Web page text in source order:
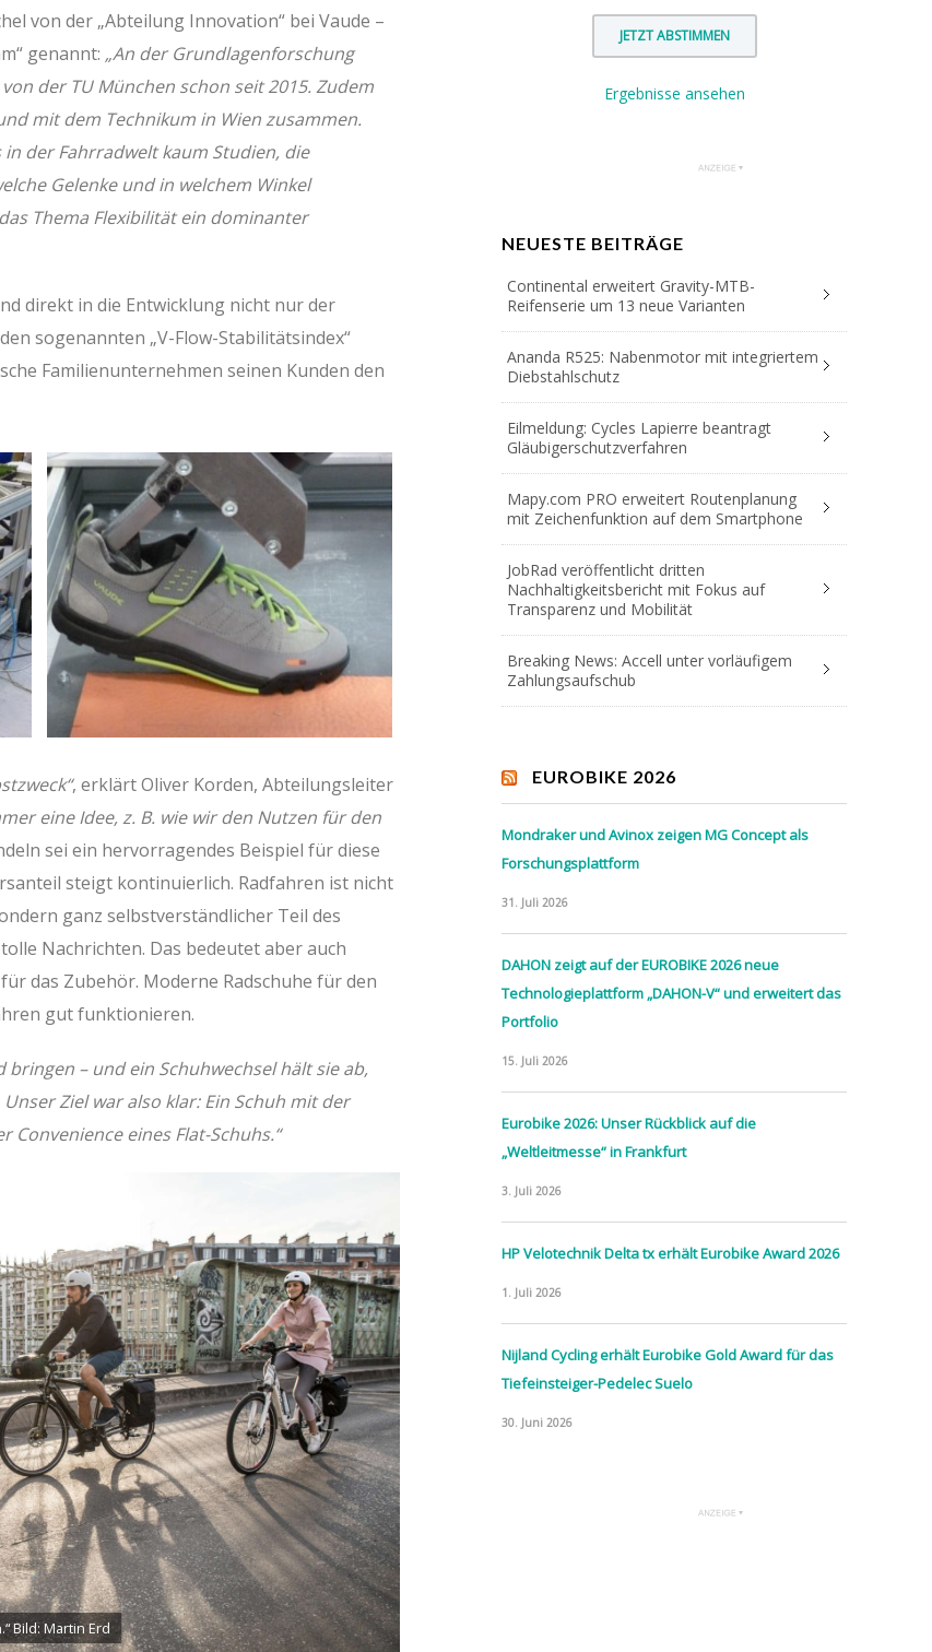
von der „Abteilung Innovation“ bei Vaude –
genannt: „An der Grundlagenforschung
der TU München schon seit 2015. Zudem
mit dem Technikum in Wien zusammen.
der Fahrradwelt kaum Studien, die
Gelenke und in welchem Winkel
Thema Flexibilität ein dominanter
direkt in die Entwicklung nicht nur der
sogenannten „V-Flow-Stabilitätsindex“
Familienunternehmen seinen Kunden den
, erklärt Oliver Korden, Abteilungsleiter
eine Idee, z. B. wie wir den Nutzen für den
sei ein hervorragendes Beispiel für diese
steigt kontinuierlich. Radfahren ist nicht
ganz selbstverständlicher Teil des
Nachrichten. Das bedeutet aber auch
das Zubehör. Moderne Radschuhe für den
gut funktionieren.
bringen – und ein Schuhwechsel hält sie ab,
Ziel war also klar: Ein Schuh mit der
Convenience eines Flat-Schuhs.“
Bild: Martin Erd
Ergebnisse ansehen
NEUESTE BEITRÄGE
Continental erweitert Gravity-MTB-
Reifenserie um 13 neue Varianten
Ananda R525: Nabenmotor mit integriertem
Diebstahlschutz
Eilmeldung: Cycles Lapierre beantragt
Gläubigerschutzverfahren
Mapy.com PRO erweitert Routenplanung
mit Zeichenfunktion auf dem Smartphone
JobRad veröffentlicht dritten
Nachhaltigkeitsbericht mit Fokus auf
Transparenz und Mobilität
Breaking News: Accell unter vorläufigem
Zahlungsaufschub
EUROBIKE 2026
Mondraker und Avinox zeigen MG Concept als
Forschungsplattform
31. Juli 2026
DAHON zeigt auf der EUROBIKE 2026 neue
Technologieplattform „DAHON-V“ und erweitert das
Portfolio
15. Juli 2026
Eurobike 2026: Unser Rückblick auf die
„Weltleitmesse“ in Frankfurt
3. Juli 2026
HP Velotechnik Delta tx erhält Eurobike Award 2026
1. Juli 2026
Nijland Cycling erhält Eurobike Gold Award für das
Tiefeinsteiger-Pedelec Suelo
30. Juni 2026